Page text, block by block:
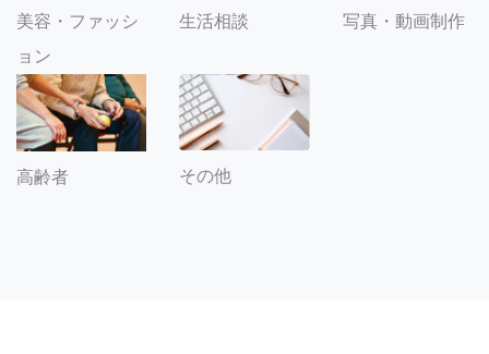
美容・ファッシ
ョン
生活相談 写真・動画制作
高齢者 その他